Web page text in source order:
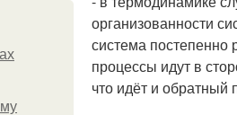
организованности
система постепенно
процессы идут в
что идёт и